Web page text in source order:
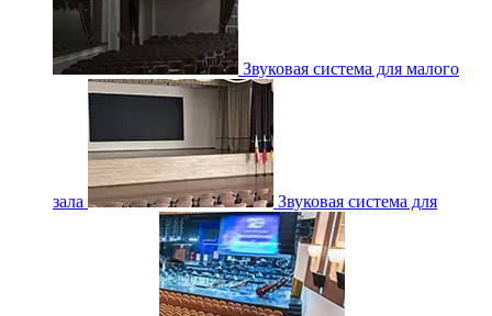
Звуковая система для малого
зала Звуковая система для